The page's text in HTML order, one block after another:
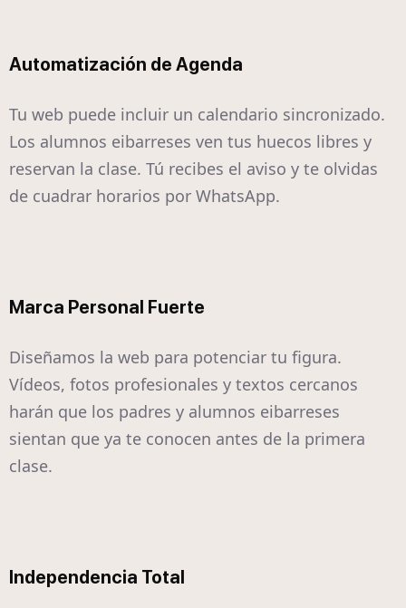
Automatización de Agenda
Tu web puede incluir un calendario sincronizado.
Los alumnos eibarreses ven tus huecos libres y
reservan la clase. Tú recibes el aviso y te olvidas
de cuadrar horarios por WhatsApp.
Marca Personal Fuerte
Diseñamos la web para potenciar tu figura.
Vídeos, fotos profesionales y textos cercanos
harán que los padres y alumnos eibarreses
sientan que ya te conocen antes de la primera
clase.
Independencia Total